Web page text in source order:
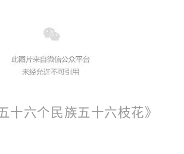
十六个民族五十六枝花》